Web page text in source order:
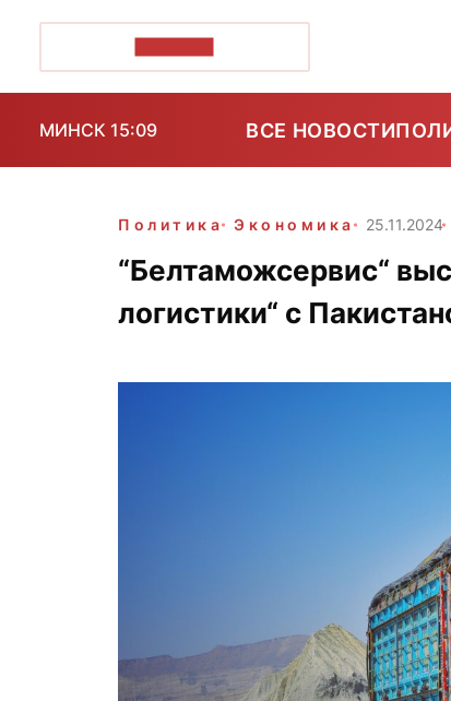
МИНСК 15:09 ВСЕ НОВОСТИ
Политика Экономика 25.11.2024
“Белтаможсервис“
логистики“ с